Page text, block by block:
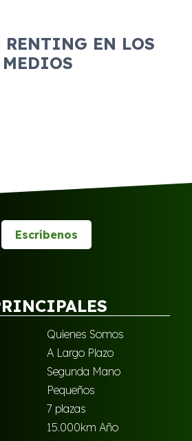
EN LOS
MEDIOS
Escríbenos
Quienes Somos
A Largo Plazo
Segunda Mano
Pequeños
7 plazas
15.000km Año